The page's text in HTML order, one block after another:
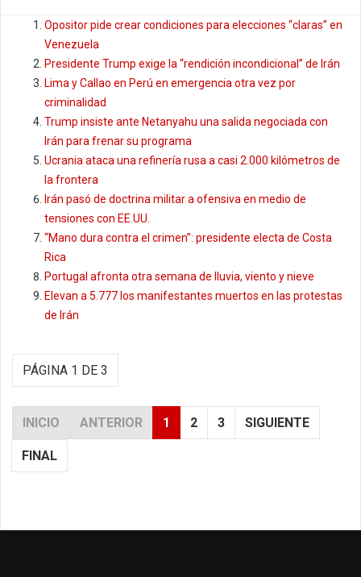
Opositor pide crear condiciones para elecciones “claras” en
Venezuela
Presidente Trump exige la “rendición incondicional” de Irán
Lima y Callao en Perú en emergencia otra vez por
criminalidad
Trump insiste ante Netanyahu una salida negociada con
Irán para frenar su programa
Ucrania ataca una refinería rusa a casi 2.000 kilómetros de
la frontera
Irán pasó de doctrina militar a ofensiva en medio de
tensiones con EE.UU.
“Mano dura contra el crimen”: presidente electa de Costa
Rica
Portugal afronta otra semana de lluvia, viento y nieve
Elevan a 5.777 los manifestantes muertos en las protestas
de Irán
PÁGINA 1 DE 3
INICIO ANTERIOR 1 2 3 SIGUIENTE
FINAL